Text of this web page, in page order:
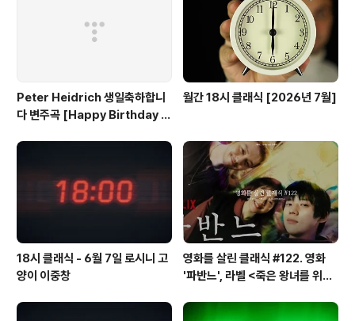
Peter Heidrich 생일축하합니
다 변주곡 [Happy Birthday t
월간 18시 클래식 [2026년 7월]
18시 클래식 - 6월 7일 로시니 고
양이 이중창
영화를 살린 클래식 #122. 영화
'파반느', 라벨 <죽은 왕녀를 위한